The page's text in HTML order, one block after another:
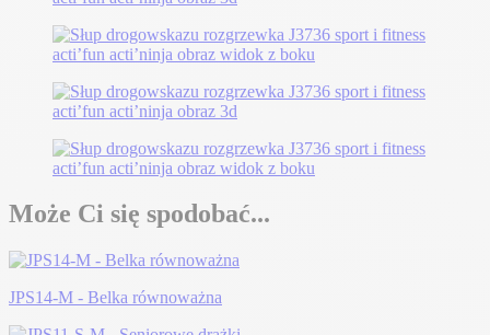
Może Ci się spodobać...
JPS14-M - Belka równoważna